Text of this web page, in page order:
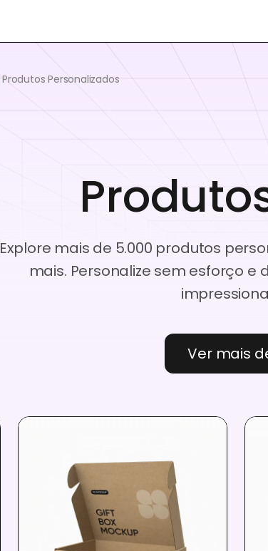
Produtos Personalizados
Explore mais de 5.000 produtos
mais. Personalize sem esforço e
Ver mais